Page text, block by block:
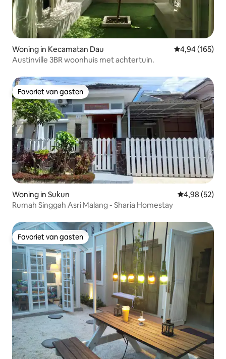
Woning in Kecamatan Dau Gemiddelde
4,94 (165)
Austinville 3BR woonhuis met achtertuin.
Favoriet van gasten
Favoriet van gasten
Woning in Sukun Gemiddelde
4,98 (52)
Rumah Singgah Asri Malang - Sharia Homestay
Favoriet van gasten
Favoriet van gasten